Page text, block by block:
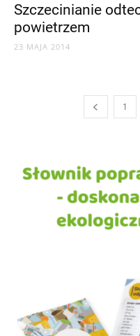
Szczecinianie
powietrzem
23 MAJA 2014
1